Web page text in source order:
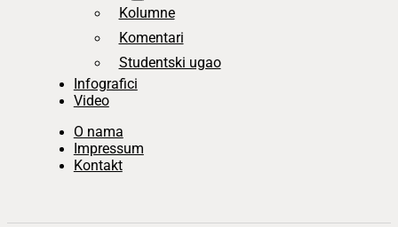
Kolumne
Komentari
Studentski ugao
Infografici
Video
O nama
Impressum
Kontakt